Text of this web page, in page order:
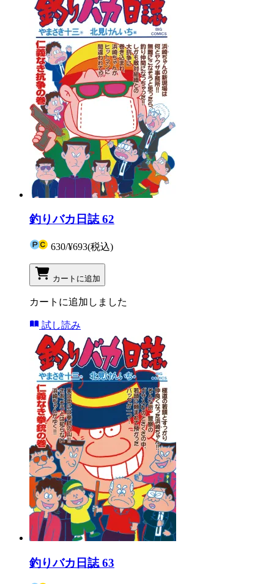
釣りバカ日誌 62
630/¥693(税込)
カートに追加
カートに追加しました
試し読み
釣りバカ日誌 63